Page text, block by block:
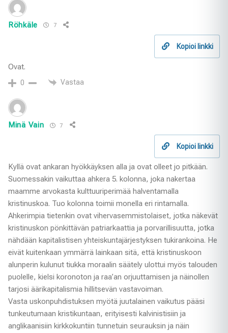
Röhkäle 7
Kopioi linkki
Ovat.
0 Vastaa
Minä Vain 7
Kopioi linkki
Kyllä ovat ankaran hyökkäyksen alla ja ovat olleet jo pitkään.
Suomessakin vaikuttaa ahkera 5. kolonna, joka nakertaa
maamme arvokasta kulttuuriperimää halventamalla
kristinuskoa. Tuo kolonna toimii monella eri rintamalla.
Ahkerimpia tietenkin ovat vihervasemmistolaiset, jotka näkevät
kristinuskon pönkittävän patriarkaattia ja porvarillisuutta, jotka
nähdään kapitalistisen yhteiskuntajärjestyksen tukirankoina. He
eivät kuitenkaan ymmärrä lainkaan sitä, että kristinuskoon
alunperin kulunut tiukka moraalin säätely ulottui myös talouden
puolelle, kielsi koronoton ja raa’an orjuuttamisen ja näinollen
tarjosi äärikapitalismia hillitsevän vastavoiman.
Vasta uskonpuhdistuksen myötä juutalainen vaikutus pääsi
tunkeutumaan kristikuntaan, erityisesti kalvinistisiin ja
anglikaanisiin kirkkokuntiin tunnetuin seurauksin ja näin